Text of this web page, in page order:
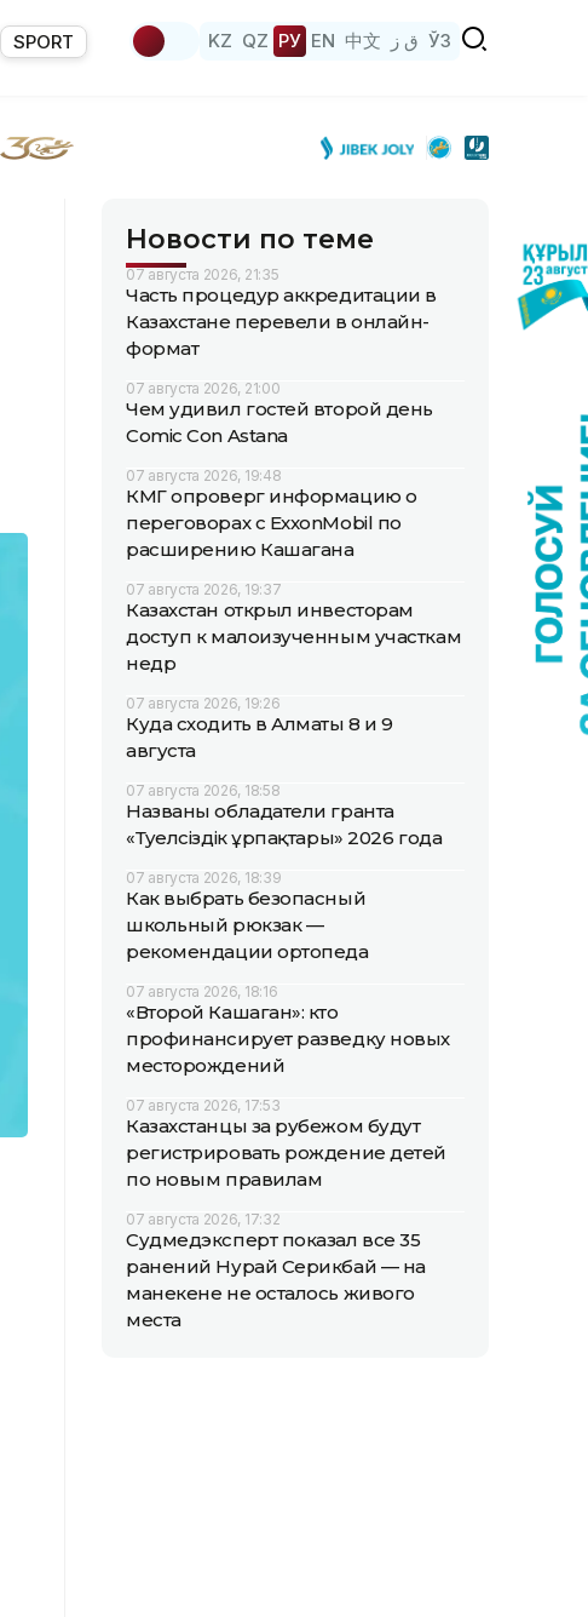
SPORT KZ QZ РУ EN 中文 ق ز ЎЗ
Новости по теме
07 августа 2026, 21:35
Часть процедур аккредитации в
Казахстане перевели в онлайн-
формат
07 августа 2026, 21:00
Чем удивил гостей второй день
Comic Con Astana
07 августа 2026, 19:48
КМГ опроверг информацию о
переговорах с ExxonMobil по
расширению Кашагана
07 августа 2026, 19:37
Казахстан открыл инвесторам
доступ к малоизученным участкам
недр
07 августа 2026, 19:26
Куда сходить в Алматы 8 и 9
августа
07 августа 2026, 18:58
Названы обладатели гранта
«Тәуелсіздік ұрпақтары» 2026 года
07 августа 2026, 18:39
Как выбрать безопасный
школьный рюкзак —
рекомендации ортопеда
07 августа 2026, 18:16
«Второй Кашаган»: кто
профинансирует разведку новых
месторождений
07 августа 2026, 17:53
Казахстанцы за рубежом будут
регистрировать рождение детей
по новым правилам
07 августа 2026, 17:32
Судмедэксперт показал все 35
ранений Нурай Серикбай — на
манекене не осталось живого
места